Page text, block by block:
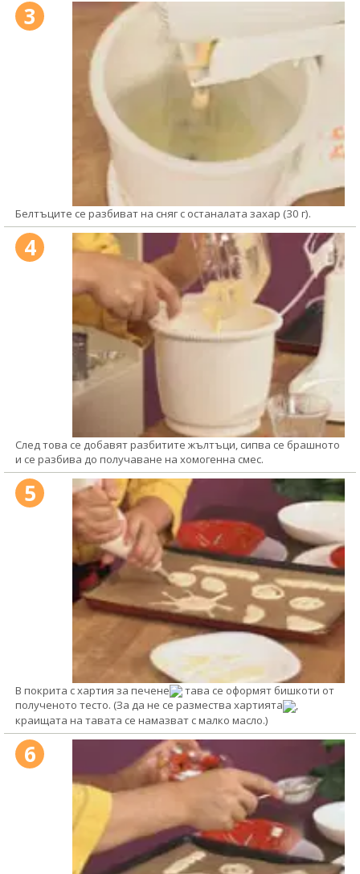
3
Белтъците се разбиват на сняг с останалата захар (30 г).
4
След това се добавят разбитите жълтъци, сипва се брашното
и се разбива до получаване на хомогенна смес.
5
В покрита с хартия за печене
тава се оформят бишкоти от
полученото тесто. (За да не се размества хартията
,
краищата на тавата се намазват с малко масло.)
6